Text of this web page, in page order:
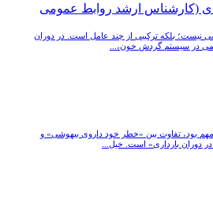
(کارشناس ارشد روابط عمومی
نیست؛ بلکه ترکیبی از چند عامل است. در دوران
در سیستم گردش خون،...
بود، تفاوت بین «خطر خود داروی بیهوشی» و
بارداری» است. خیل...